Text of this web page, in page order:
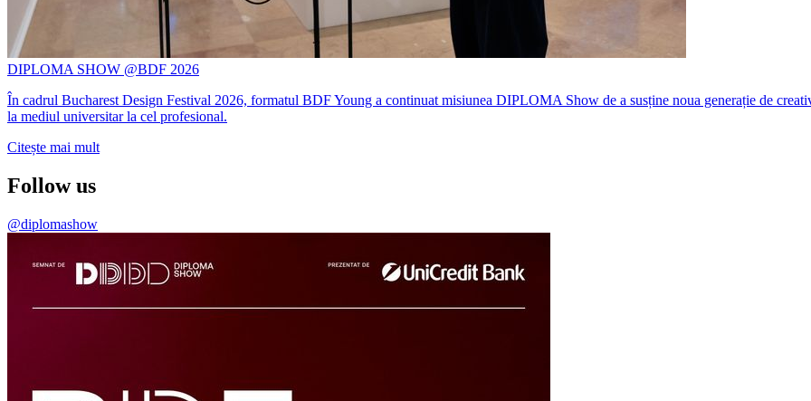
DIPLOMA SHOW @BDF 2026
În cadrul Bucharest Design Festival 2026, formatul BDF Young a continuat misiunea DIPLOMA Show de a susține noua generație de
la mediul universitar la cel profesional.
Citește mai mult
Follow us
@diplomashow